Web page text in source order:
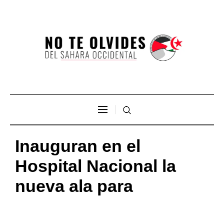
Inauguran en el
Hospital Nacional la
nueva ala para